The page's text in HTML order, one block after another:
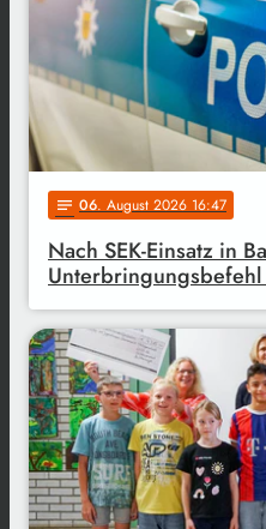
notes 06. August 2026 16:47
Nach SEK-Einsatz in
Unterbringungsbefehl